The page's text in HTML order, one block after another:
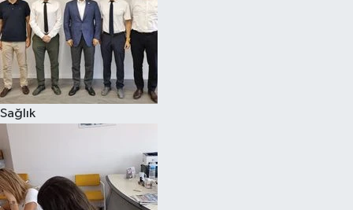
Sağlık